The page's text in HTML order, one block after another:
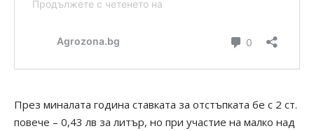
През миналата година ставката за отстъпката бе с 2 ст.
повече – 0,43 лв за литър, но при участие на малко над